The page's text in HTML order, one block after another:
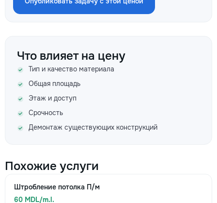
Что влияет на цену
Тип и качество материала
Общая площадь
Этаж и доступ
Срочность
Демонтаж существующих конструкций
Похожие услуги
Штробление потолка П/м
60 MDL/m.l.